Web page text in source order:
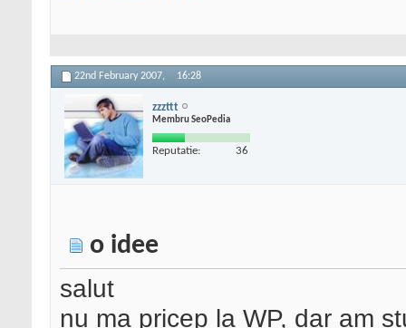
22nd February 2007, 16:28
zzzttt
Membru SeoPedia
Reputatie: 36
o idee
salut
nu ma pricep la WP, dar am